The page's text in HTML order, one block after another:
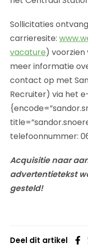
Sollicitaties
carrieresite:
vacature) voorzien
meer informatie
contact op met
Recruiter) via het
telefoonnummer:
Acquisitie naar
advertentietekst
gesteld!
Deel dit artikel